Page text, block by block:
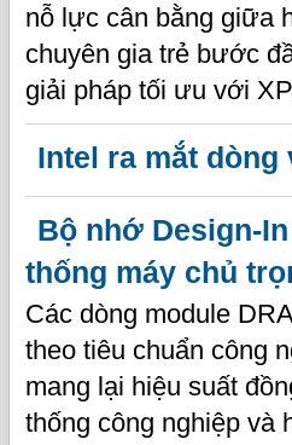
nỗ lực cân bằng giữa
chuyên gia trẻ bước
giải pháp tối ưu với
Intel ra mắt
Bộ nhớ Design-
thống máy chủ
Các dòng module
theo tiêu chuẩn công
mang lại hiệu suất
thống công nghiệp và